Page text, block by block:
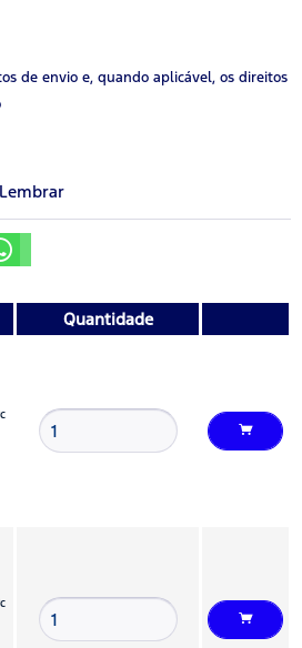
de envio e, quando aplicável, os direitos
Lembrar
Quantidade